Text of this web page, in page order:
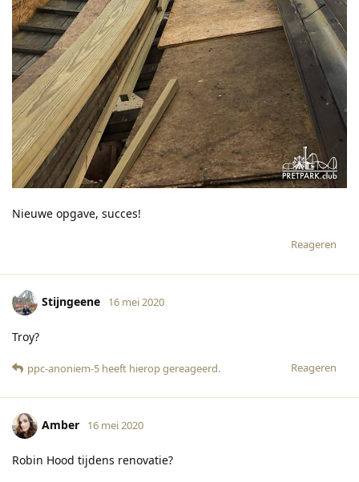
Nieuwe opgave, succes!
Reageren
Stijngeene 16 mei 2020
Troy?
Reageren
ppc-anoniem-5 heeft hierop gereageerd.
Amber 16 mei 2020
Robin Hood tijdens renovatie?